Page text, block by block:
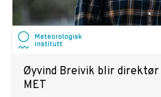
Øyvind Breivik blir direktør
MET